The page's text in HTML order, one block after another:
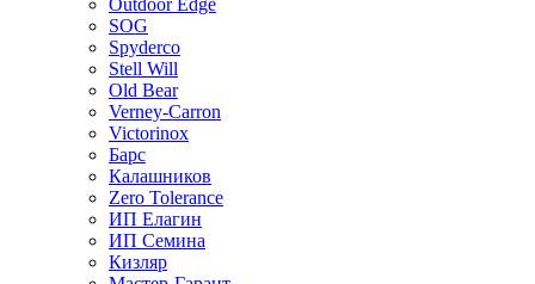
Outdoor Edge
SOG
Spyderco
Stell Will
Old Bear
Verney-Carron
Victorinox
Барс
Калашников
Zero Tolerance
ИП Елагин
ИП Семина
Кизляр